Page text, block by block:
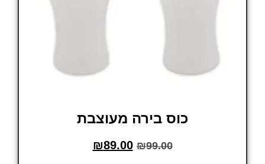
כוס בירה מעוצבת
₪99.00
₪89.00